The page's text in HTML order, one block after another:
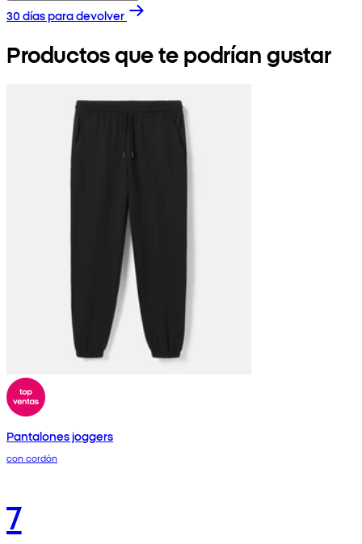
30 días para devolver
Productos que te podrían gustar
Pantalones joggers
con cordón
7